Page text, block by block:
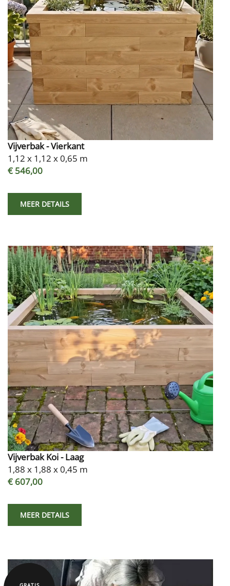
Vijverbak - Vierkant
1,12 x 1,12 x 0,65 m
€ 546,00
MEER DETAILS
Vijverbak Koi - Laag
1,88 x 1,88 x 0,45 m
€ 607,00
MEER DETAILS